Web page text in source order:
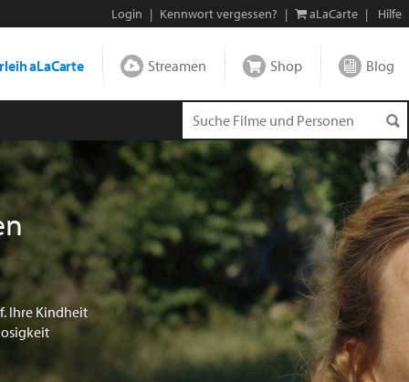
Login | Kennwort vergessen? | aLaCarte | Hilfe
aLaCarte Streamen Shop Blog
Ihre Kindheit